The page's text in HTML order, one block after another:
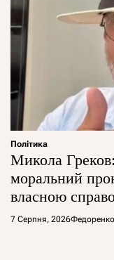
Політика
Микола
моральний
власною
7 Серпня, 2026